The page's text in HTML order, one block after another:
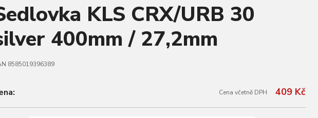
KLS CRX/URB 30
400mm / 27,2mm
8585019396389
Cena včetně DPH 409 Kč